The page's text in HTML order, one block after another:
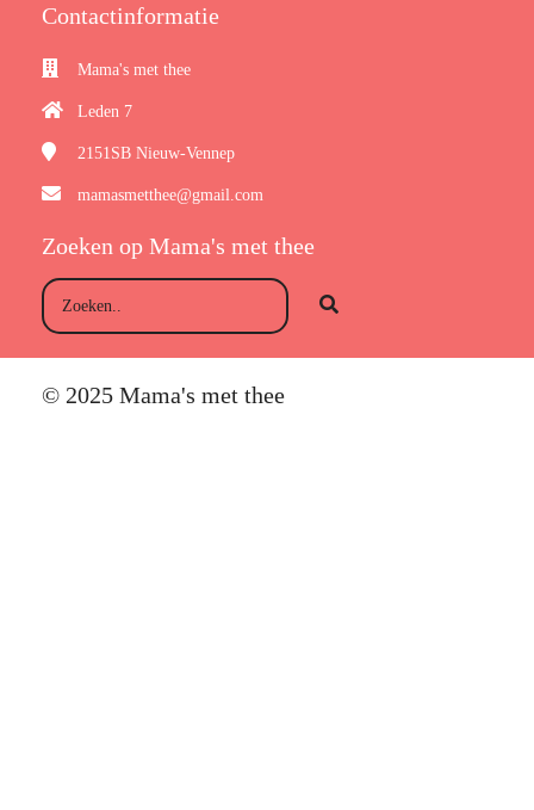
Contactinformatie
Mama's met thee
Leden 7
2151SB Nieuw-Vennep
mamasmetthee@gmail.com
Zoeken op Mama's met thee
© 2025 Mama's met thee